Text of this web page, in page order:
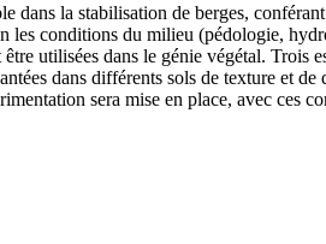
dans la stabilisation de berges,
les conditions du milieu (pédologie,
utilisées dans le génie végétal.
dans différents sols de texture et
sera mise en place, avec